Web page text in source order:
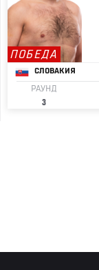
ПОБЕДА
СЛОВАКИЯ
РАУНД
3